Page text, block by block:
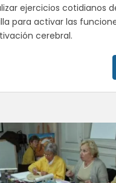
ejercicios cotidianos
para activar las
cerebral.